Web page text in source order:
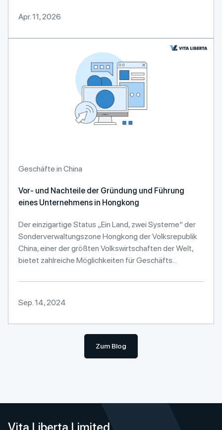
Apr. 11, 2026
Geschäfte in China
Vor- und Nachteile der Gründung und Führung
eines Unternehmens in Hongkong
Der einzigartige Status „Ein Land, zwei Systeme“ der
Sonderverwaltungszone Hongkong der Volksrepublik
China, einer der größten Volkswirtschaften der Welt,
bietet zahlreiche Möglichkeiten für Geschäfts...
Sep. 14, 2024
Zum Blog